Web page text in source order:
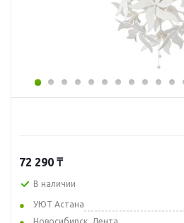
72 290 ₸
В наличии
УЮТ Астана
Новосибирск, Лента